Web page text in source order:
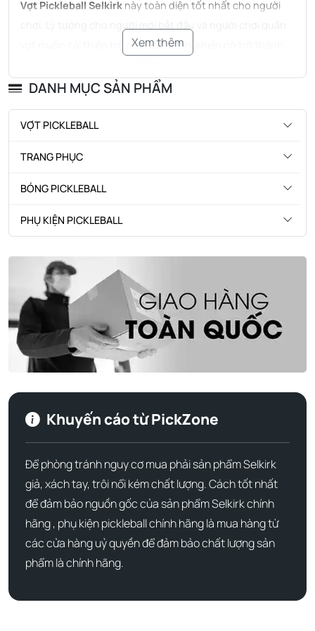
Vợt Pickleball Selkirk này toàn diện tốt nhất cho người
vợt muốn cải thiện trò chơi của mình, khiến nó trở thành
mạnh, khả năng kiểm soát và độ chính xác.
Vanguar Air Invikta Prestige
Thuộc tính
Mô tả
Mã sản phẩm
7103
Thương hiệu
Selkirk
Trọng lượng
trung bình
7,7 – 8,1 oz.
Chu vi tay cầm
4 1/4"
Tay cầm
5 1/4"
Xem thêm
DANH MỤC SẢN PHẨM
VỢT PICKLEBALL
TRANG PHỤC
BÓNG PICKLEBALL
PHỤ KIỆN PICKLEBALL
Khuyến cáo từ PickZone
Để phòng tránh nguy cơ mua phải sản phẩm Selkirk
giả, xách tay, trôi nổi kém chất lượng. Cách tốt nhất
để đảm bảo nguồn gốc của sản phẩm Selkirk chính
hãng , phụ kiện pickleball chính hãng là mua hàng từ
các cửa hàng uỷ quyền để đảm bảo chất lượng sản
phẩm là chính hãng.